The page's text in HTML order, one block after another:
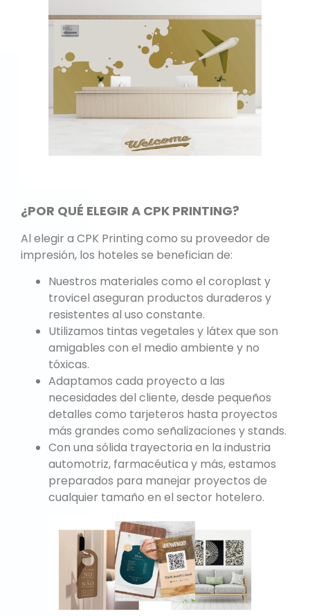
¿POR QUÉ ELEGIR A CPK PRINTING?
Al elegir a CPK Printing como su proveedor de
impresión, los hoteles se benefician de:
Nuestros materiales como el coroplast y
trovicel aseguran productos duraderos y
resistentes al uso constante.
Utilizamos tintas vegetales y látex que son
amigables con el medio ambiente y no
tóxicas.
Adaptamos cada proyecto a las
necesidades del cliente, desde pequeños
detalles como tarjeteros hasta proyectos
más grandes como señalizaciones y stands.
Con una sólida trayectoria en la industria
automotriz, farmacéutica y más, estamos
preparados para manejar proyectos de
cualquier tamaño en el sector hotelero.